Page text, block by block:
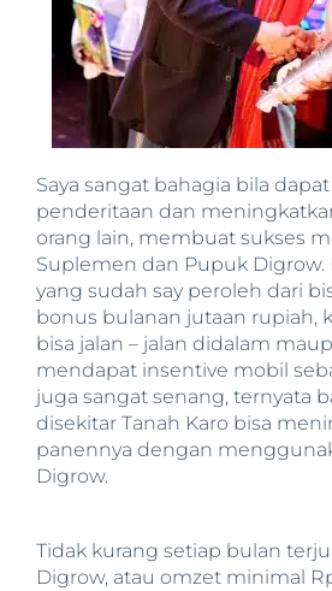
Saya sangat bahagia bila
penderitaan dan
orang lain, membuat sukses
Suplemen dan Pupuk Digrow.
yang sudah say peroleh dari
bonus bulanan jutaan rupiah,
bisa jalan – jalan didalam
mendapat insentive mobil
juga sangat senang, ternyata
disekitar Tanah Karo bisa
panennya dengan
Digrow.
Tidak kurang setiap bulan
Digrow, atau omzet minimal